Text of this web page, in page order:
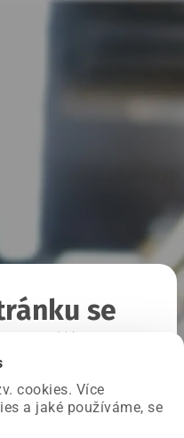
cookies. Více
a jaké používáme, se
se
a už ji opravujeme.
stránku.